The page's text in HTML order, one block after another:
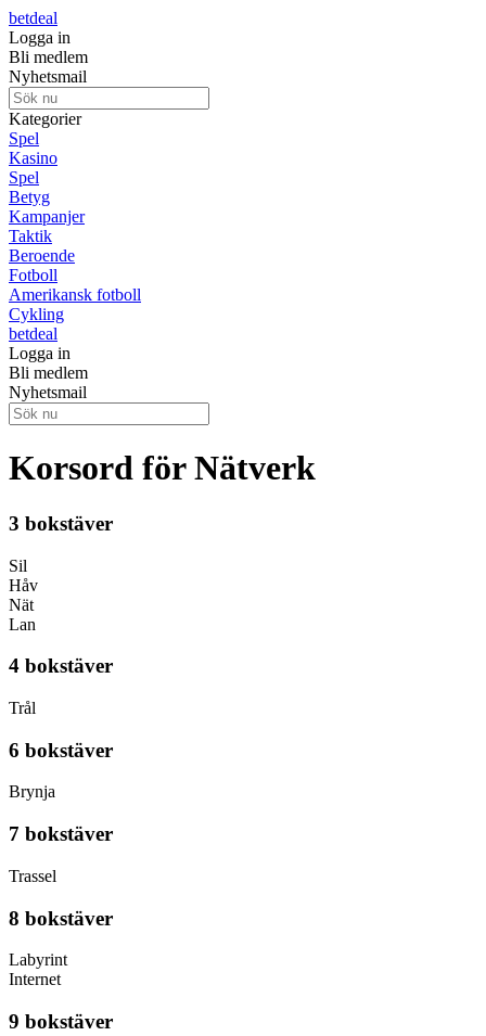
betdeal
Logga in
Bli medlem
Nyhetsmail
Kategorier
Spel
Kasino
Spel
Betyg
Kampanjer
Taktik
Beroende
Fotboll
Amerikansk fotboll
Cykling
betdeal
Logga in
Bli medlem
Nyhetsmail
Korsord för Nätverk
3 bokstäver
Sil
Håv
Nät
Lan
4 bokstäver
Trål
6 bokstäver
Brynja
7 bokstäver
Trassel
8 bokstäver
Labyrint
Internet
9 bokstäver